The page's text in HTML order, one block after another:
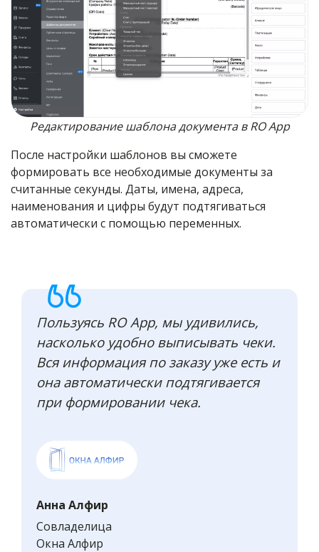
Редактирование шаблона документа в RO App
После настройки шаблонов вы сможете
формировать все необходимые документы за
считанные секунды. Даты, имена, адреса,
наименования и цифры будут подтягиваться
автоматически с помощью переменных.
Пользуясь RO App, мы удивились,
насколько удобно выписывать чеки.
Вся информация по заказу уже есть и
она автоматически подтягивается
при формировании чека.
Анна Алфир
Совладелица
Окна Алфир